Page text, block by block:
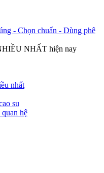
- Chọn chuẩn - Dùng phê
NHẤT hiện nay
nhất
su
hệ